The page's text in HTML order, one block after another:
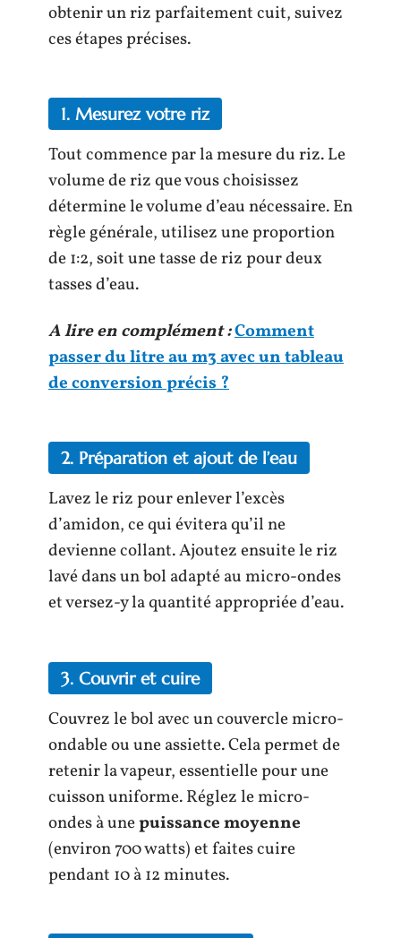
obtenir un riz parfaitement cuit, suivez
ces étapes précises.
1. Mesurez votre riz
Tout commence par la mesure du riz. Le
volume de riz que vous choisissez
détermine le volume d’eau nécessaire. En
règle générale, utilisez une proportion
de 1:2, soit une tasse de riz pour deux
tasses d’eau.
A lire en complément :Comment
passer du litre au m3 avec un tableau
de conversion précis ?
2. Préparation et ajout de l’eau
Lavez le riz pour enlever l’excès
d’amidon, ce qui évitera qu’il ne
devienne collant. Ajoutez ensuite le riz
lavé dans un bol adapté au micro-ondes
et versez-y la quantité appropriée d’eau.
3. Couvrir et cuire
Couvrez le bol avec un couvercle micro-
ondable ou une assiette. Cela permet de
retenir la vapeur, essentielle pour une
cuisson uniforme. Réglez le micro-
ondes à unepuissance moyenne
(environ 700 watts) et faites cuire
pendant 10 à 12 minutes.